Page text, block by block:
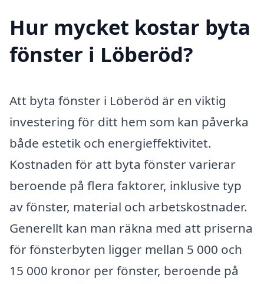
Hur mycket kostar byta
fönster i Löberöd?
Att byta fönster i Löberöd är en viktig
investering för ditt hem som kan påverka
både estetik och energieffektivitet.
Kostnaden för att byta fönster varierar
beroende på flera faktorer, inklusive typ
av fönster, material och arbetskostnader.
Generellt kan man räkna med att priserna
för fönsterbyten ligger mellan 5 000 och
15 000 kronor per fönster, beroende på